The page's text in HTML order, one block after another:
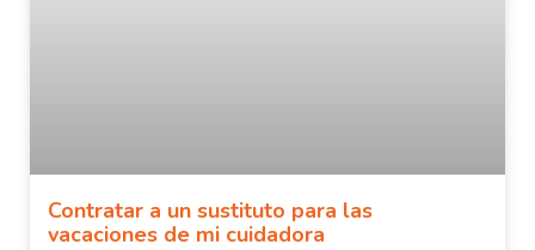
Contratar a un sustituto para las
vacaciones de mi cuidadora